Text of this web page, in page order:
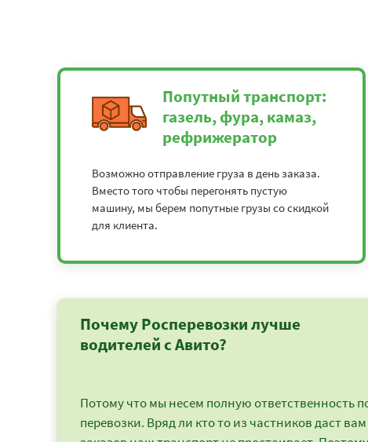
Попутный транспорт:
газель, фура, камаз,
рефрижератор
Возможно отправление груза в день заказа.
Вместо того чтобы перегонять пустую
машину, мы берем попутные грузы со скидкой
для клиента.
Почему Росперевозки лучше
водителей с Авито?
Потому что мы несем полную ответственность
перевозки. Вряд ли кто то из частников даст вам